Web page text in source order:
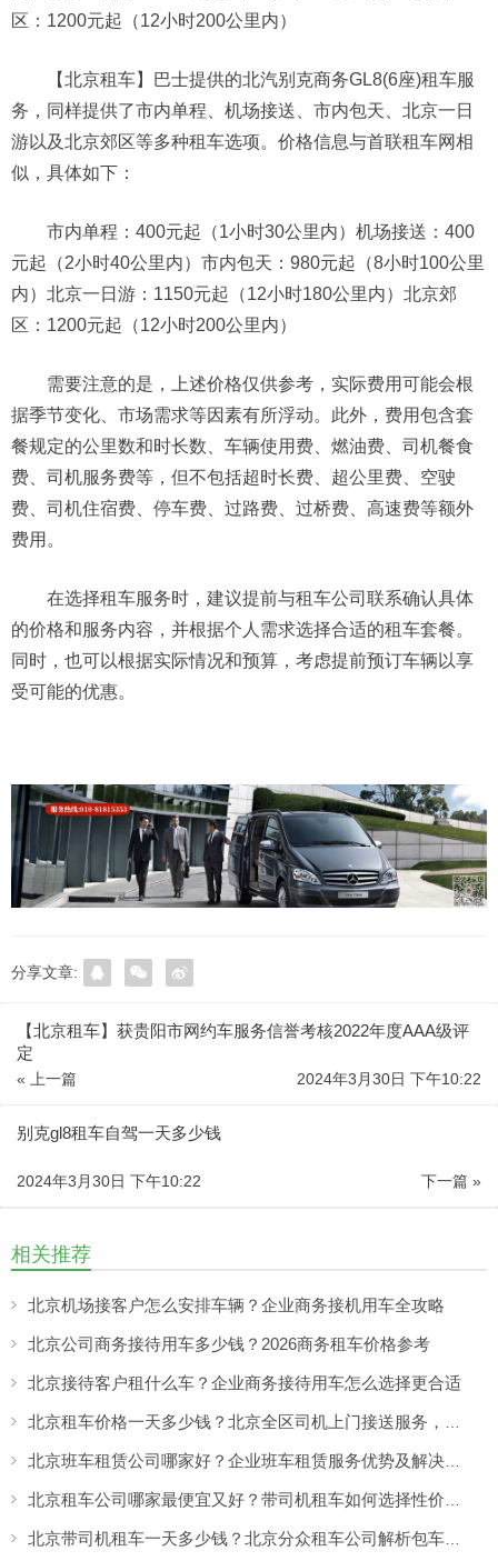
区：1200元起（12小时200公里内）
【北京租车】巴士提供的北汽别克商务GL8(6座)租车服
务，同样提供了市内单程、机场接送、市内包天、北京一日
游以及北京郊区等多种租车选项。价格信息与首联租车网相
似，具体如下：
市内单程：400元起（1小时30公里内）机场接送：400
元起（2小时40公里内）市内包天：980元起（8小时100公里
内）北京一日游：1150元起（12小时180公里内）北京郊
区：1200元起（12小时200公里内）
需要注意的是，上述价格仅供参考，实际费用可能会根
据季节变化、市场需求等因素有所浮动。此外，费用包含套
餐规定的公里数和时长数、车辆使用费、燃油费、司机餐食
费、司机服务费等，但不包括超时长费、超公里费、空驶
费、司机住宿费、停车费、过路费、过桥费、高速费等额外
费用。
在选择租车服务时，建议提前与租车公司联系确认具体
的价格和服务内容，并根据个人需求选择合适的租车套餐。
同时，也可以根据实际情况和预算，考虑提前预订车辆以享
受可能的优惠。
分享文章:
【北京租车】获贵阳市网约车服务信誉考核2022年度AAA级评
定
« 上一篇 2024年3月30日 下午10:22
别克gl8租车自驾一天多少钱
下一篇 »
2024年3月30日 下午10:22
相关推荐
北京机场接客户怎么安排车辆？企业商务接机用车全攻略
北京公司商务接待用车多少钱？2026商务租车价格参考
北京接待客户租什么车？企业商务接待用车怎么选择更合适
北京租车价格一天多少钱？北京全区司机上门接送服务，让出行更方便
北京班车租赁公司哪家好？企业班车租赁服务优势及解决方案
北京租车公司哪家最便宜又好？带司机租车如何选择性价比高的服务
北京带司机租车一天多少钱？北京分众租车公司解析包车价格与服务优势